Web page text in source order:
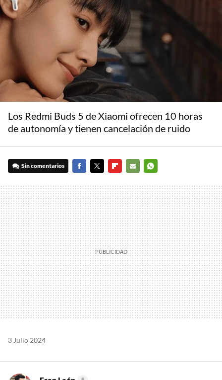
Los Redmi Buds 5 de Xiaomi ofrecen 10 horas
de autonomía y tienen cancelación de ruido
Sin comentarios
MAIL
3 Julio 2024